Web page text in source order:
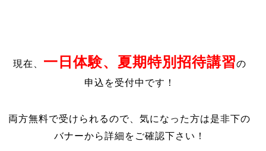
現在、 一日体験、夏期特別招待講習の
申込を受付中です！
両方無料で受けられるので、気になった方は是非下の
バナーから詳細をご確認下さい！